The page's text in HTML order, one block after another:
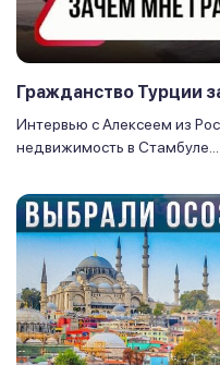
Гражданство Турции
Интервью с Алексеем из
недвижимость в Стамбуле...